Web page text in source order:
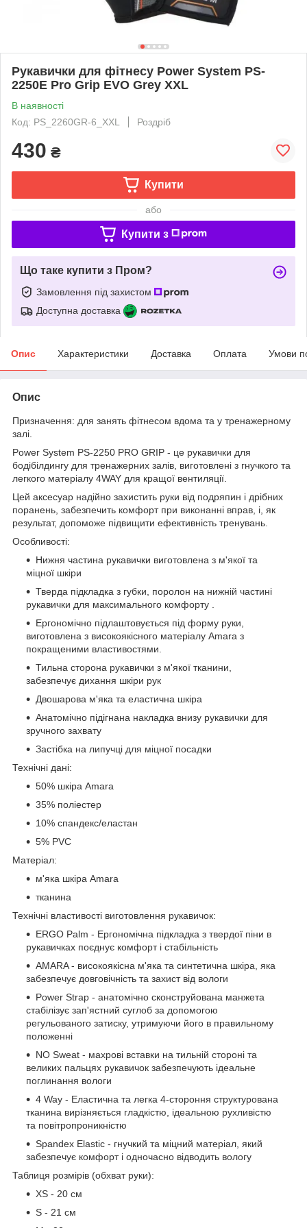
Рукавички для фітнесу Power System PS-
2250E Pro Grip EVO Grey XXL
В наявності
Код: PS_2260GR-6_XXL
Роздріб
430 ₴
Купити
або
Купити з
Що таке купити з Пром?
Замовлення під захистом
Доступна доставка
Опис Характеристики Доставка Оплата Умови
Опис
Призначення: для занять фітнесом вдома та у тренажерному
залі.
Power System PS-2250 PRO GRIP - це рукавички для
бодібілдингу для тренажерних залів, виготовлені з гнучкого та
легкого матеріалу 4WAY для кращої вентиляції.
Цей аксесуар надійно захистить руки від подряпин і дрібних
поранень, забезпечить комфорт при виконанні вправ, і, як
результат, допоможе підвищити ефективність тренувань.
Особливості:
Нижня частина рукавички виготовлена з м'якої та
міцної шкіри
Тверда підкладка з губки, поролон на нижній частині
рукавички для максимального комфорту .
Ергономічно підлаштовується під форму руки,
виготовлена з високоякісного матеріалу Amara з
покращеними властивостями.
Тильна сторона рукавички з м'якої тканини,
забезпечує дихання шкіри рук
Двошарова м'яка та еластична шкіра
Анатомічно підігнана накладка внизу рукавички для
зручного захвату
Застібка на липучці для міцної посадки
Технічні дані:
50% шкіра Amara
35% поліестер
10% спандекс/еластан
5% PVC
Матеріал:
м'яка шкіра Amara
тканина
Технічні властивості виготовлення рукавичок:
ERGO Palm - Ергономічна підкладка з твердої піни в
рукавичках поєднує комфорт і стабільність
AMARA - високоякісна м'яка та синтетична шкіра, яка
забезпечує довговічність та захист від вологи
Power Strap - анатомічно сконструйована манжета
стабілізує зап'ястний суглоб за допомогою
регульованого затиску, утримуючи його в правильному
положенні
NO Sweat - махрові вставки на тильній стороні та
великих пальцях рукавичок забезпечують ідеальне
поглинання вологи
4 Way - Еластична та легка 4-стороння структурована
тканина вирізняється гладкістю, ідеальною рухливістю
та повітропроникністю
Spandex Elastic - гнучкий та міцний матеріал, який
забезпечує комфорт і одночасно відводить вологу
Таблиця розмірів (обхват руки):
XS - 20 см
S - 21 см